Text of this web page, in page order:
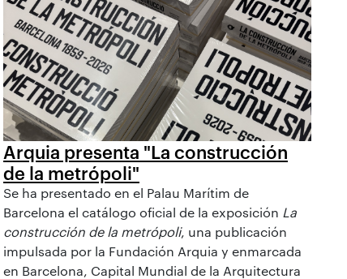
Arquia presenta "La construcción
de la metrópoli"
Se ha presentado en el Palau Marítim de
Barcelona el catálogo oficial de la exposición La
construcción de la metrópoli, una publicación
impulsada por la Fundación Arquia y enmarcada
en Barcelona, Capital Mundial de la Arquitectura